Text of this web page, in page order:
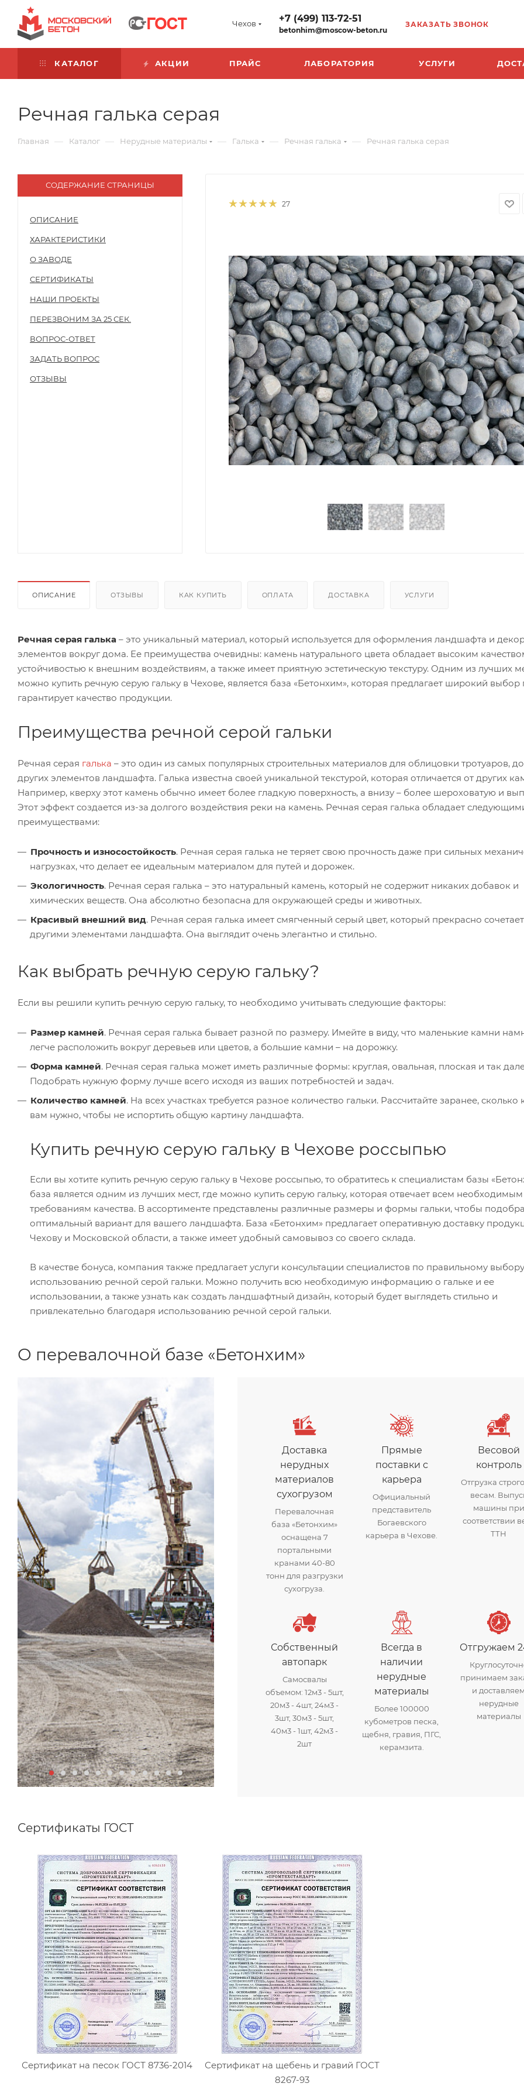
Чехов +7 (499) 113-72-51
betonhim@moscow-beton.ru
ЗАКАЗАТЬ ЗВОНОК
КАТАЛОГ АКЦИИ ПРАЙС ЛАБОРАТОРИЯ УСЛУГИ
Речная галька серая
Главная — Каталог — Нерудные материалы — Галька — Речная галька — Речная галька серая
СОДЕРЖАНИЕ СТРАНИЦЫ
ОПИСАНИЕ
ХАРАКТЕРИСТИКИ
О ЗАВОДЕ
СЕРТИФИКАТЫ
НАШИ ПРОЕКТЫ
ПЕРЕЗВОНИМ ЗА 25 СЕК.
ВОПРОС-ОТВЕТ
ЗАДАТЬ ВОПРОС
ОТЗЫВЫ
27
ОПИСАНИЕ ОТЗЫВЫ КАК КУПИТЬ ОПЛАТА ДОСТАВКА УСЛУГИ
Речная серая галька – это уникальный материал, который используется для оформления ландшафта и
элементов вокруг дома. Ее преимущества очевидны: камень натурального цвета обладает высоким
устойчивостью к внешним воздействиям, а также имеет приятную эстетическую текстуру. Одним из лучших
можно купить речную серую гальку в Чехове, является база «Бетонхим», которая предлагает широкий выбор
гарантирует качество продукции.
Преимущества речной серой гальки
Речная серая галька – это один из самых популярных строительных материалов для облицовки тротуаров,
других элементов ландшафта. Галька известна своей уникальной текстурой, которая отличается от других
Например, кверху этот камень обычно имеет более гладкую поверхность, а внизу – более шероховатую и
Этот эффект создается из-за долгого воздействия реки на камень. Речная серая галька обладает
преимуществами:
Прочность и износостойкость. Речная серая галька не теряет свою прочность даже при сильных
нагрузках, что делает ее идеальным материалом для путей и дорожек.
Экологичность. Речная серая галька – это натуральный камень, который не содержит никаких добавок и
химических веществ. Она абсолютно безопасна для окружающей среды и животных.
Красивый внешний вид. Речная серая галька имеет смягченный серый цвет, который прекрасно
другими элементами ландшафта. Она выглядит очень элегантно и стильно.
Как выбрать речную серую гальку?
Если вы решили купить речную серую гальку, то необходимо учитывать следующие факторы:
Размер камней. Речная серая галька бывает разной по размеру. Имейте в виду, что маленькие камни
легче расположить вокруг деревьев или цветов, а большие камни – на дорожку.
Форма камней. Речная серая галька может иметь различные формы: круглая, овальная, плоская и так
Подобрать нужную форму лучше всего исходя из ваших потребностей и задач.
Количество камней. На всех участках требуется разное количество гальки. Рассчитайте заранее, сколько
вам нужно, чтобы не испортить общую картину ландшафта.
Купить речную серую гальку в Чехове россыпью
Если вы хотите купить речную серую гальку в Чехове россыпью, то обратитесь к специалистам базы
база является одним из лучших мест, где можно купить серую гальку, которая отвечает всем необходимым
требованиям качества. В ассортименте представлены различные размеры и формы гальки, чтобы
оптимальный вариант для вашего ландшафта. База «Бетонхим» предлагает оперативную доставку
Чехову и Московской области, а также имеет удобный самовывоз со своего склада.
В качестве бонуса, компания также предлагает услуги консультации специалистов по правильному
использованию речной серой гальки. Можно получить всю необходимую информацию о гальке и ее
использовании, а также узнать как создать ландшафтный дизайн, который будет выглядеть стильно и
привлекательно благодаря использованию речной серой гальки.
О перевалочной базе «Бетонхим»
Доставка
нерудных
материалов
сухогрузом
Перевалочная
база «Бетонхим»
оснащена 7
портальными
кранами 40-80
тонн для разгрузки
сухогруза.
Прямые
поставки с
карьера
Официальный
представитель
Богаевского
карьера в Чехове.
Весовой
контроль
Отгрузка
весам.
машины при
соответствии
ТТН
Собственный
автопарк
Самосвалы
объемом: 12м3 - 5шт,
20м3 - 4шт, 24м3 -
3шт, 30м3 - 5шт,
40м3 - 1шт, 42м3 -
2шт
Всегда в
наличии
нерудные
материалы
Более 100000
кубометров песка,
щебня, гравия, ПГС,
керамзита.
Отгружаем
принимаем
и доставляем
нерудные
материалы
Сертификаты ГОСТ
Сертификат на песок ГОСТ 8736-2014
Сертификат на щебень и гравий ГОСТ
8267-93